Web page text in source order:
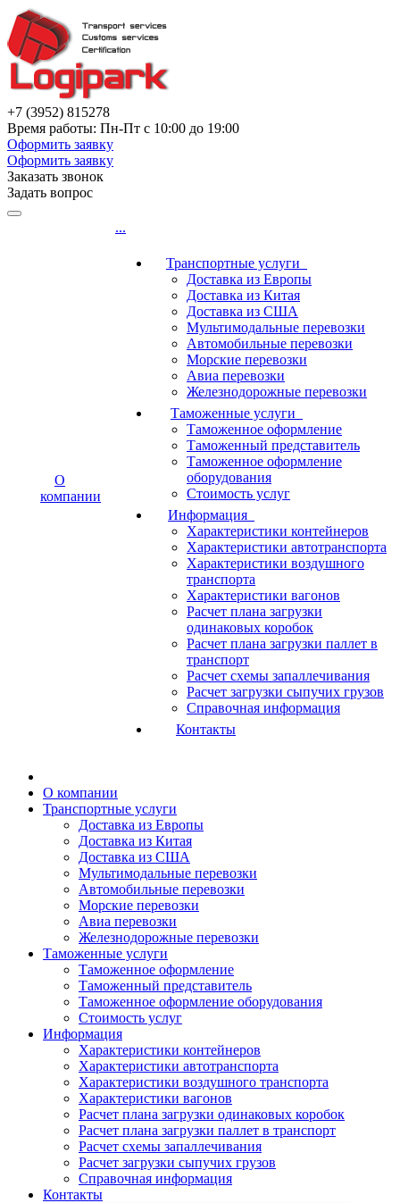
+7 (3952) 815278
Время работы: Пн-Пт с 10:00 до 19:00
Оформить заявку
Оформить заявку
Заказать звонок
Задать вопрос
О
компании
...
Транспортные услуги
Доставка из Европы
Доставка из Китая
Доставка из США
Мультимодальные перевозки
Автомобильные перевозки
Морские перевозки
Авиа перевозки
Железнодорожные перевозки
Таможенные услуги
Таможенное оформление
Таможенный представитель
Таможенное оформление
оборудования
Стоимость услуг
Информация
Характеристики контейнеров
Характеристики автотранспорта
Характеристики воздушного
транспорта
Характеристики вагонов
Расчет плана загрузки
одинаковых коробок
Расчет плана загрузки паллет в
транспорт
Расчет схемы запаллечивания
Расчет загрузки сыпучих грузов
Справочная информация
Контакты
О компании
Транспортные услуги
Доставка из Европы
Доставка из Китая
Доставка из США
Мультимодальные перевозки
Автомобильные перевозки
Морские перевозки
Авиа перевозки
Железнодорожные перевозки
Таможенные услуги
Таможенное оформление
Таможенный представитель
Таможенное оформление оборудования
Стоимость услуг
Информация
Характеристики контейнеров
Характеристики автотранспорта
Характеристики воздушного транспорта
Характеристики вагонов
Расчет плана загрузки одинаковых коробок
Расчет плана загрузки паллет в транспорт
Расчет схемы запаллечивания
Расчет загрузки сыпучих грузов
Справочная информация
Контакты